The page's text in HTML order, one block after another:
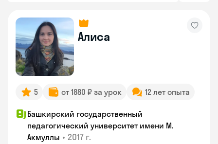
Алиса
5 от 1880 ₽ за урок 12 лет опыта
Башкирский государственный
педагогический университет имени М.
Акмуллы • 2017 г.